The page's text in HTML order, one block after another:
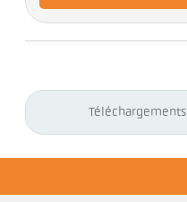
Téléchargements